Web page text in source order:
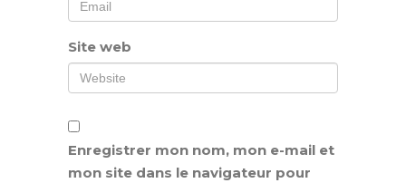
Site web
Enregistrer mon nom, mon e-mail et
mon site dans le navigateur pour